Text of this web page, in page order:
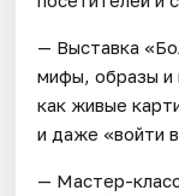
— Выставка
мифы, образы и
как живые
и даже «войти
— Мастер-